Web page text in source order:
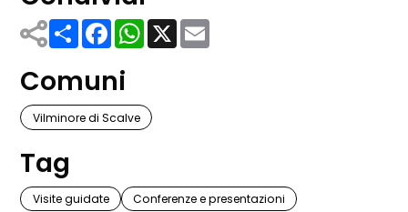
ShareFacebook
WhatsApp
X
Comuni
Vilminore di Scalve
Tag
Visite guidate Conferenze e presentazioni